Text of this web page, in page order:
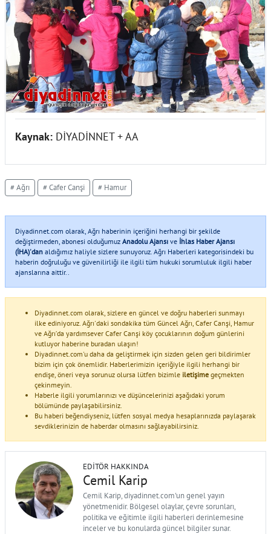
Kaynak: DİYADİNNET + AA
# Ağrı # Cafer Canşi # Hamur
Diyadinnet.com olarak, Ağrı haberinin içeriğini herhangi bir şekilde
değiştirmeden, abonesi olduğumuz Anadolu Ajansı ve İhlas Haber Ajansı
(İHA)'dan aldığımız haliyle sizlere sunuyoruz. Ağrı Haberleri kategorisindeki bu
haberin doğruluğu ve güvenilirliği ile ilgili tüm hukuki sorumluluk ilgili haber
ajanslarına aittir..
Diyadinnet.com olarak, sizlere en güncel ve doğru haberleri sunmayı
ilke ediniyoruz. Ağrı'daki sondakika tüm Güncel Ağrı, Cafer Canşi, Hamur
ve Ağrı’da yardımsever Cafer Canşi köy çocuklarının doğum günlerini
kutluyor haberine buradan ulaşın!
Diyadinnet.com'u daha da geliştirmek için sizden gelen geri bildirimler
bizim için çok önemlidir. Haberlerimizin içeriğiyle ilgili herhangi bir
endişe, öneri veya sorunuz olursa lütfen bizimle iletişime geçmekten
çekinmeyin.
Haberle ilgili yorumlarınızı ve düşüncelerinizi aşağıdaki yorum
bölümünde paylaşabilirsiniz.
Bu haberi beğendiyseniz, lütfen sosyal medya hesaplarınızda paylaşarak
sevdiklerinizin de haberdar olmasını sağlayabilirsiniz.
EDITÖR HAKKINDA
Cemil Karip
Cemil Karip, diyadinnet.com'un genel yayın
yönetmenidir. Bölgesel olaylar, çevre sorunları,
politika ve eğitimle ilgili haberleri derinlemesine
inceler ve bu konularda güncel bilgiler sunar.